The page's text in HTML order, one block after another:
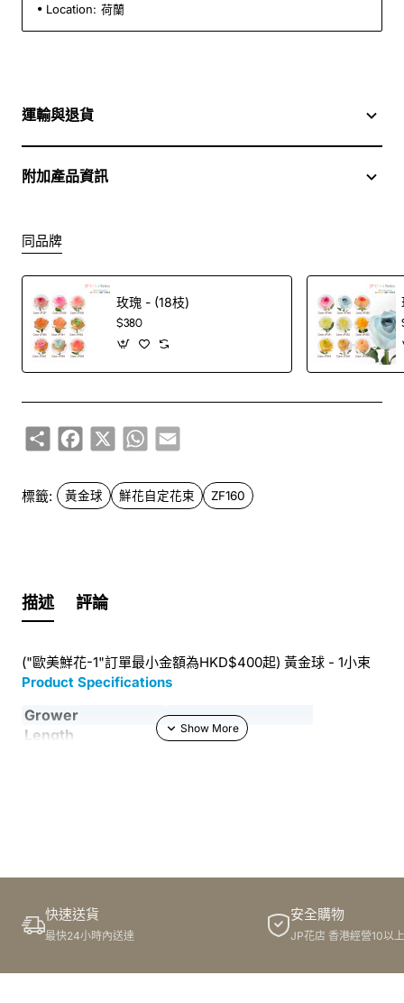
Location: 荷蘭
運輸與退貨
附加產品資訊
同品牌
玫瑰 - (18枝)
$380
ShareFacebook
X WhatsApp
Email
標籤: 黃金球 鮮花自定花束 ZF160
描述 評論
("歐美鮮花-1"訂單最小金額為HKD$400起) 黃金球 - 1小束
Product Specifications
Grower
Length
快速送貨
最快24小時內送達
安全購物
JP花店 香港經營10以